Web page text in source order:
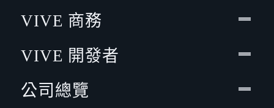
VIVE 商務
VIVE 開發者
公司總覽